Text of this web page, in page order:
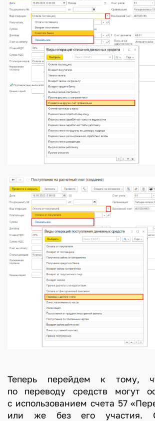
Теперь перейдем к тому,
по переводу средств могут
с использованием счета 57
или же без его участия.